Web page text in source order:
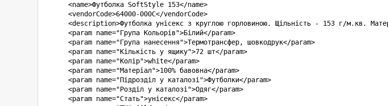
<name>Футболка SoftStyle 153</name>
<vendorCode>64000-000C</vendorCode>
<description>Футболка унісекс з круглою горловиною. Щільність - 153 г/м.кв.
<param name="Група Кольорів">Білий</param>
<param name="Група нанесення">Термотрансфер, шовкодрук</param>
<param name="Кількість у ящику">72 шт</param>
<param name="Колір">white</param>
<param name="Матеріал">100% бавовна</param>
<param name="Підрозділ у каталозі">Футболки</param>
<param name="Розділ у каталозі">Одяг</param>
<param name="Стать">унісекс</param>